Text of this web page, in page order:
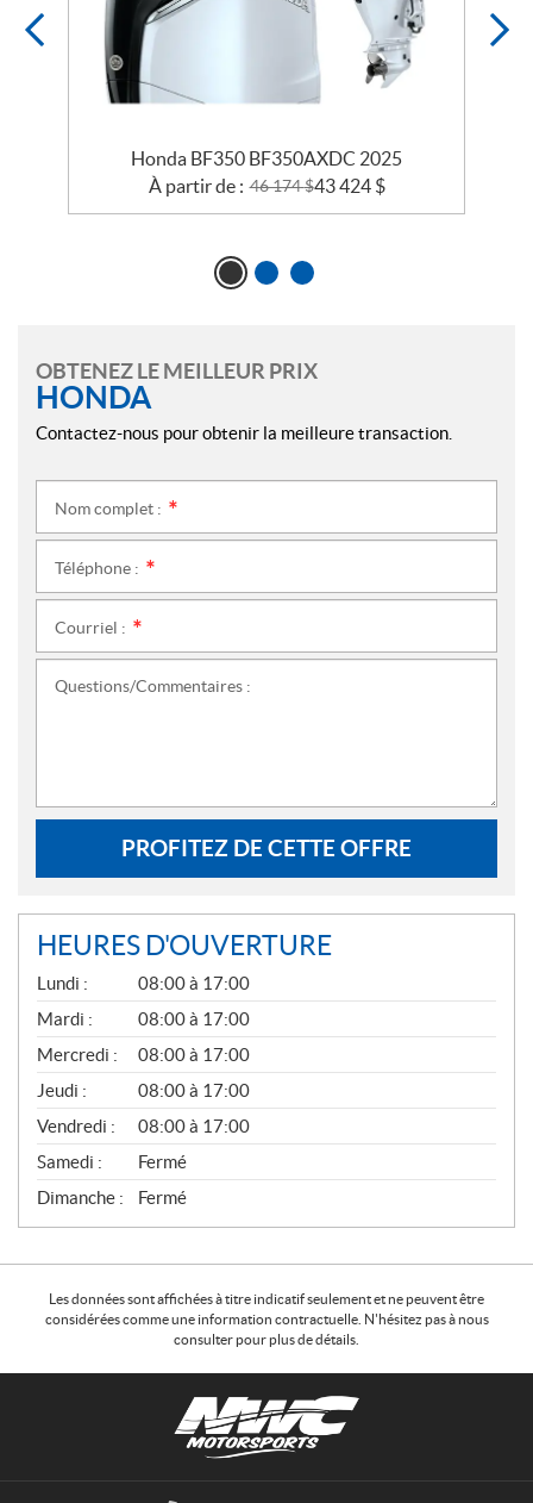
Honda BF350 BF350AXDC 2025
À partir de : 46 174$43 424 $
OBTENEZ LE MEILLEUR PRIX
HONDA
Contactez-nous pour obtenir la meilleure transaction.
Nom complet :
Téléphone :
Courriel :
Questions/Commentaires :
PROFITEZ DE CETTE OFFRE
HEURES D'OUVERTURE
G
É
N
É
R
A
L
Lundi :
08:00 à 17:00
Mardi :
08:00 à 17:00
Mercredi :
08:00 à 17:00
Jeudi :
08:00 à 17:00
Vendredi :
08:00 à 17:00
Samedi :
Fermé
Dimanche :
Fermé
Les données sont affichées à titre indicatif seulement et ne peuvent être
considérées comme une information contractuelle. N'hésitez pas à nous
consulter pour plus de détails.